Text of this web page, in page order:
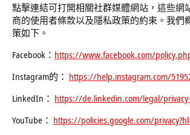
點擊連結可打開相關社群媒體網站，這些網
商的使用者條款以及隱私政策的約束。我們
策如下。
Facebook： https://www.facebook.com/
Instagram的： https://help.instagram.com/
LinkedIn： https://de.linkedin.com/legal/
YouTube： https://policies.google.com/